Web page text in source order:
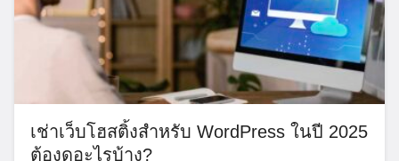
เช่าเว็บโฮสติ้งสำหรับ WordPress ในปี 2025
ต้องดูอะไรบ้าง?